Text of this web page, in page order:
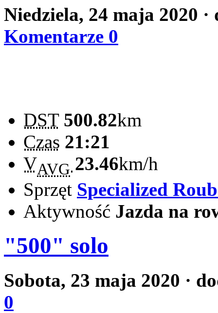
Niedziela, 24 maja 2020
Komentarze 0
DST 500.82km
Czas 21:21
VAVG 23.46km/h
Sprzęt Specialized
Aktywność Jazda na
"500" solo
Sobota, 23 maja 2020 ·
0